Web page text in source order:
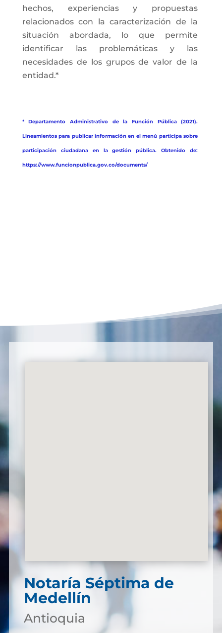
hechos, experiencias y propuestas
relacionados con la caracterización de la
situación abordada, lo que permite
identificar las problemáticas y las
necesidades de los grupos de valor de la
entidad.*
* Departamento Administrativo de la Función Pública (2021).
Lineamientos para publicar información en el menú participa sobre
participación ciudadana en la gestión pública. Obtenido de:
https://www.funcionpublica.gov.co/documents/
Notaría Séptima de
Medellín
Antioquia